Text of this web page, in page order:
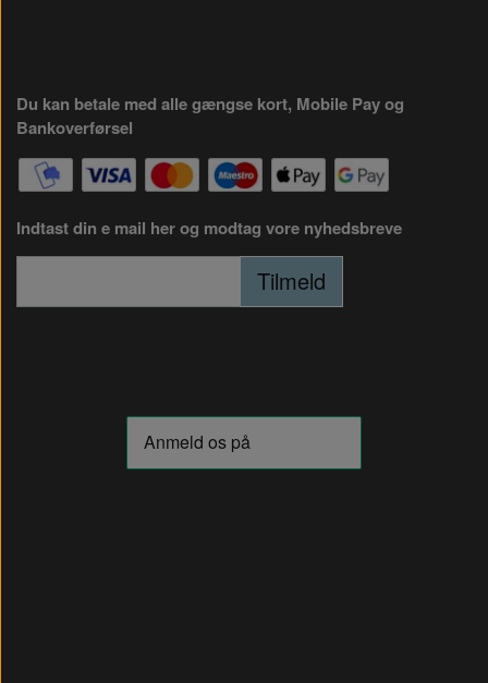
Du kan betale med alle gængse kort, Mobile Pay og
Bankoverførsel
Indtast din e mail her og modtag vore nyhedsbreve
Tilmeld